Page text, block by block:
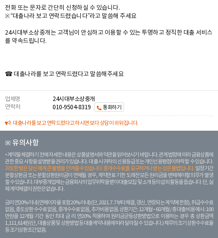
전화 또는 문자로 간단히 신청하실 수 있습니다.
※ “대출나라 보고 연락드렸습니다”라고 말씀해 주세요
24시대부소상중개는 고객님이 안심하고 이용할 수 있는 투명하고 정직한 대출 서비스
를 약속드립니다.
☎ 대출나라를 보고 연락드렸다고 말씀해주세요
업체명
24시대부소상중개
연락처
010-9504-8319 통화하기
대출나라를 보고 연락드렸다고 하시면 보다 상담이 쉬워집니다.
※ 유의사항
계약을 체결하기 전에 자세한 내용은 상품설명서와 약관을 읽어보시기 바랍니다. 관계 법령에 따라 금융상품에
관한 중요 사항을 설명받을 권리가 있습니다. 대 출 시 귀하의 신용등급 또는 개인신용평점이 하락할 수 있습니다.
과도한 빚은 당신 에게 큰 불행을 안겨줄 수 있습니다. 중개수수료를 요구하거나 받는 것은 불법입니다. 일정 기간
분할상환금 또는 분할상환원리금이 연체될 경우, 계약만료 기한 도래전 모든 원리금을 변제해야할 의무가 발생
할 수 있습니다. 대부중개업체는 금융회사의 업무위탁을 받아 대출모집 및 소개 등의 섭외 활동을 돕습니다. 단, 실
제 계약체결의 권한은 없습니다.
금리 연20% 이내 (연체이자율 포함 20% 이내) (단, 2021. 7. 7부터 체결, 갱신, 연장되는 계 약에 한함), 취급수수료
없음, 중도상환 수수료 없음, 중개수수료 없음, 추가비용 없음. 상환기간 : 12개월 ~ 60개월 / 총 대출 비용 예시 : 100
만원을 12개월 기간 동안 최대 금 리 연20% 적용하여 원리금균등상환방법으로 이용하는 경우 총 상환금액
1,111,614원 (단, 대출상품 및 상환방법 등 대출계약 내용에 따라 달라질 수 있습니다.) 채무의 조기 상환수수료율
등 조기상환조건 없음.